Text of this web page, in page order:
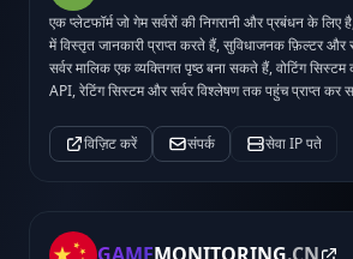
एक प्लेटफॉर्म जो गेम सर्वरों की निगरानी और प्रबंधन के लिए
में विस्तृत जानकारी प्राप्त करते हैं, सुविधाजनक फ़िल्टर और
सर्वर मालिक एक व्यक्तिगत पृष्ठ बना सकते हैं, वोटिंग
API, रेटिंग सिस्टम और सर्वर विश्लेषण तक पहुंच प्राप्त कर
विज़िट करें संपर्क सेवा IP पते